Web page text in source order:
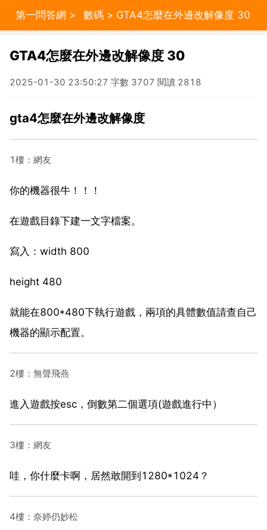
第一問答網 > 數碼 > GTA4怎麼在外邊改解像度 30
GTA4怎麼在外邊改解像度 30
2025-01-30 23:50:27 字數 3707 閱讀 2818
gta4怎麼在外邊改解像度
1樓：網友
你的機器很牛！！！
在遊戲目錄下建一文字檔案。
寫入：width 800
height 480
就能在800*480下執行遊戲，兩項的具體數值請查自己
機器的顯示配置。
2樓：無聲飛燕
進入遊戲按esc，倒數第二個選項(遊戲進行中）
3樓：網友
哇，你什麼卡啊，居然敢開到1280*1024？
4樓：奈婷仍妙松